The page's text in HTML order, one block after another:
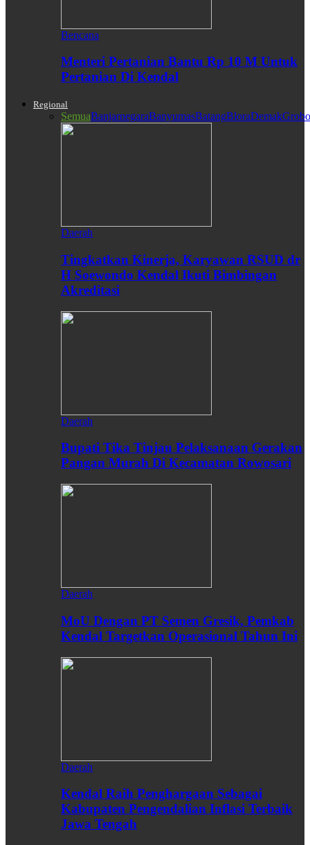
Bencana
Menteri Pertanian Bantu Rp 10 M Untuk
Pertanian Di Kendal
Regional
SemuaBanjarnegaraBanyumasBatangBloraDemak
Daerah
Tingkatkan Kinerja, Karyawan RSUD dr
H Soewondo Kendal Ikuti Bimbingan
Akreditasi
Daerah
Bupati Tika Tinjau Pelaksanaan Gerakan
Pangan Murah Di Kecamatan Rowosari
Daerah
MoU Dengan PT Semen Gresik, Pemkab
Kendal Targetkan Operasional Tahun Ini
Daerah
Kendal Raih Penghargaan Sebagai
Kabupaten Pengendalian Inflasi Terbaik
Jawa Tengah